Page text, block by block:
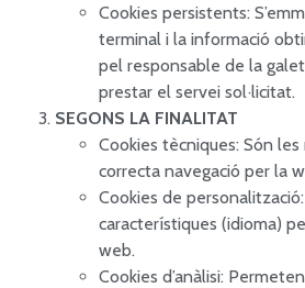
Cookies persistents:
terminal i la informació
pel responsable de la
prestar el servei sol·licitat.
SEGONS LA FINALITAT
Cookies tècniques: Són
correcta navegació per la
Cookies de
característiques (idioma)
web.
Cookies d’anàlisi: